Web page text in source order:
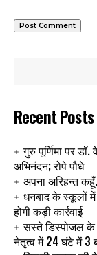
Recent Posts
गुरु पूर्णिमा पर
अभिनंदन; रोपे पौधे
अपना अरिहन्त
धनबाद के स्कूलों में
होगी कड़ी कार्रवाई
सस्ते डिस्पोजल के
नेतृत्व में 24 घंटे में 3